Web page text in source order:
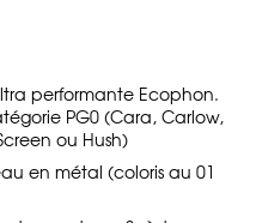
performante Ecophon.
PG0 (Cara, Carlow,
ou Hush)
en métal (coloris au 01